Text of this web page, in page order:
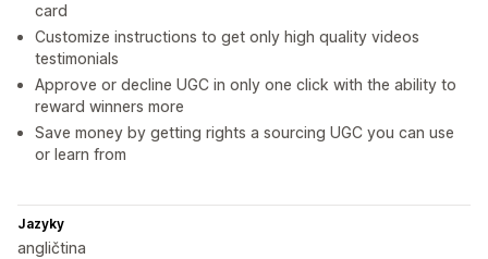
card
Customize instructions to get only high quality videos
testimonials
Approve or decline UGC in only one click with the ability to
reward winners more
Save money by getting rights a sourcing UGC you can use
or learn from
Jazyky
angličtina